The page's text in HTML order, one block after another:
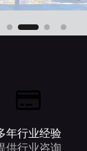
年行业经验
供行业咨询